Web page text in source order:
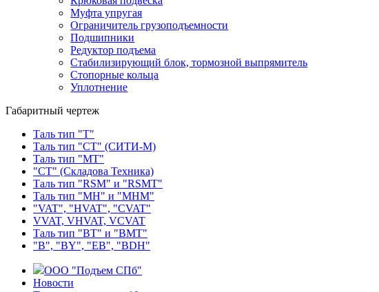
Муфта упругая
Ограничитель грузоподъемности
Подшипники
Редуктор подъема
Стабилизирующий блок, тормозной выпрямитель
Стопорные кольца
Уплотнение
Габаритный чертеж
Таль тип "Т"
Таль тип "СТ" (СИТИ-М)
Таль тип "МТ"
"СТ" (Складова Техника)
Таль тип "RSМ" и "RSMT"
Таль тип "MH" и "МНМ"
"VAT", "HVAT", "CVAT"
VVAT, VHVAT, VCVAT
Таль тип "BT" и "BMT"
"В", "BY", "EВ", "BDH"
ООО "Подъем СПб"
Новости